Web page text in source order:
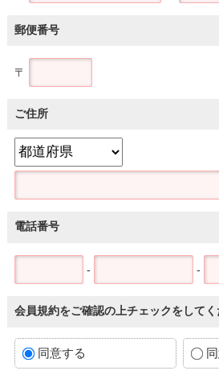
郵便番号
〒
ご住所
電話番号
- -
会員規約をご確認の上チェックをしてく
同意する